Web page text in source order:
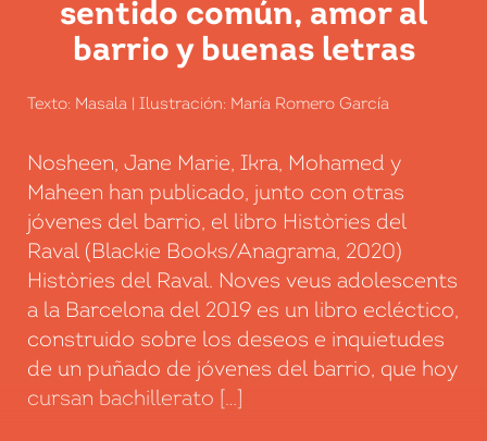
sentido común, amor al
barrio y buenas letras
Texto: Masala | Ilustración: María Romero García
Nosheen, Jane Marie, Ikra, Mohamed y
Maheen han publicado, junto con otras
jóvenes del barrio, el libro Històries del
Raval (Blackie Books/Anagrama, 2020)
Històries del Raval. Noves veus adolescents
a la Barcelona del 2019 es un libro ecléctico,
construido sobre los deseos e inquietudes
de un puñado de jóvenes del barrio, que hoy
cursan bachillerato […]